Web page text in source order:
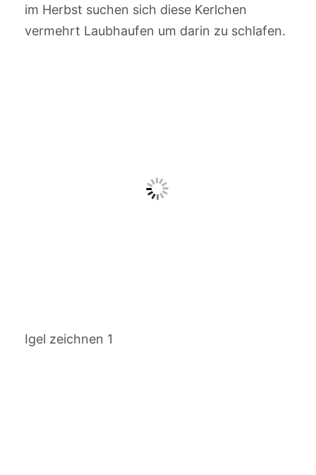
im Herbst suchen sich diese Kerlchen
vermehrt Laubhaufen um darin zu schlafen.
Igel zeichnen 1